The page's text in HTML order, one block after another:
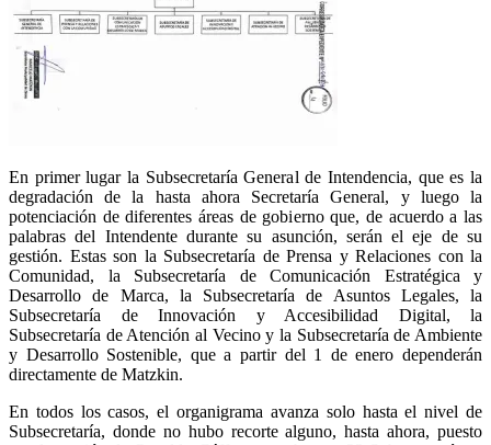
En primer lugar la Subsecretaría General de Intendencia, que es la
degradación de la hasta ahora Secretaría General, y luego la
potenciación de diferentes áreas de gobierno que, de acuerdo a las
palabras del Intendente durante su asunción, serán el eje de su
gestión. Estas son la Subsecretaría de Prensa y Relaciones con la
Comunidad, la Subsecretaría de Comunicación Estratégica y
Desarrollo de Marca, la Subsecretaría de Asuntos Legales, la
Subsecretaría de Innovación y Accesibilidad Digital, la
Subsecretaría de Atención al Vecino y la Subsecretaría de Ambiente
y Desarrollo Sostenible, que a partir del 1 de enero dependerán
directamente de Matzkin.
En todos los casos, el organigrama avanza solo hasta el nivel de
Subsecretaría, donde no hubo recorte alguno, hasta ahora, puesto